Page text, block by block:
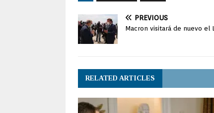
PREVIOUS
Macron visitará de nuevo el
RELATED ARTICLES